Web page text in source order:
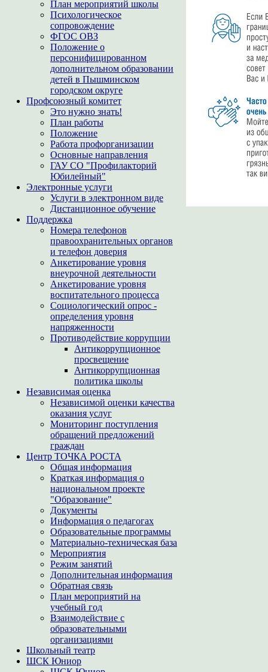
План мероприятий школы
Психологическое
сопровождение
ФГОС ОВЗ
Положение о
персонифицированном
дополнительном образовании
детей в Пышминском
городском округе
Профсоюзный комитет
Это нужно знать!
План работы
Положение
Работа профорганизации
Основные направления
ГАУ СО "Профилакторий
Юбилейный"
Электронные услуги
Услуги в электронном виде
Дистанционное обучение
Поддержка
Номера телефонов
правоохранительных органов
и телефон доверия
Анкетирование уровня
внеурочной деятельности
Анкетирование уровня
воспитательного процесса
Социологический опрос -
определения уровня
напряженности
Противодействие коррупции
Антикоррупционное
просвещение
Антикоррупционная
политика школы
Независимая оценка
Независимой оценки качества
оказания услуг
Мониторинг поступления
обращений предложений
граждан
Центр ТОЧКА РОСТА
Общая информация
Краткая информация о
национальном проекте
"Образование"
Документы
Информация о педагогах
Образовательные программы
Материально-техническая база
Мероприятия
Режим занятий
Дополнительная информация
Обратная связь
План мероприятий на
учебный год
Взаимодействие с
образовательными
организациями
Школьный театр
ШСК Юниор